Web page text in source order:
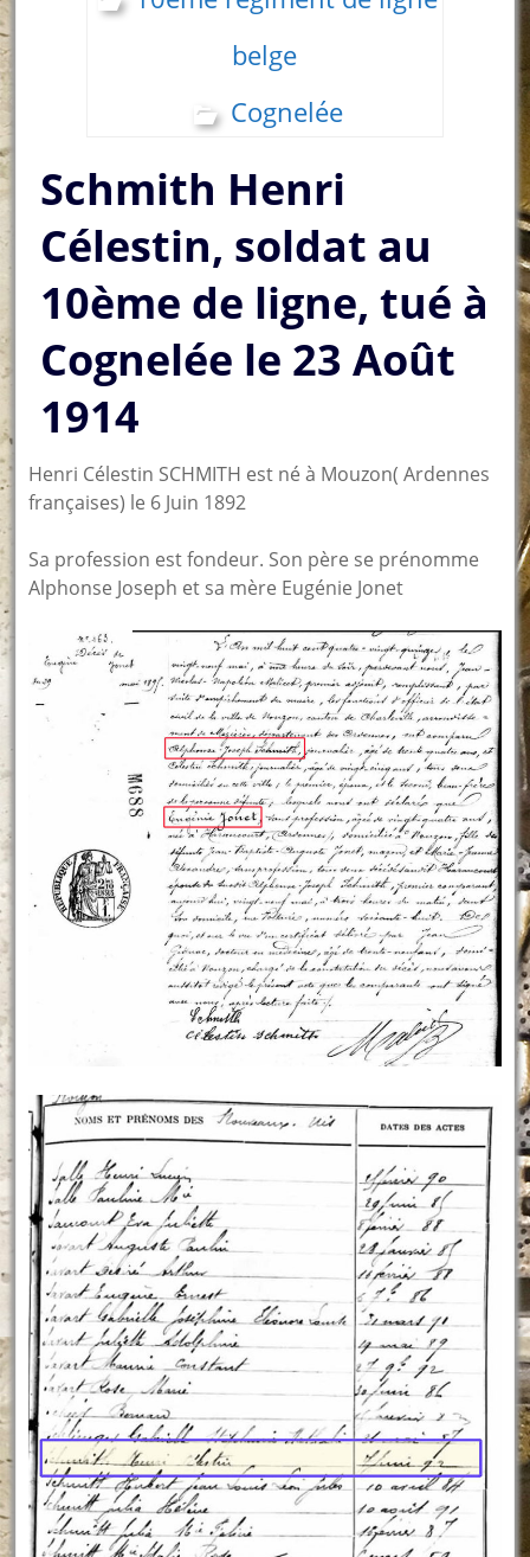
belge
Cognelée
Schmith Henri
Célestin, soldat au
10ème de ligne, tué à
Cognelée le 23 Août
1914
Henri Célestin SCHMITH est né à Mouzon( Ardennes
françaises) le 6 Juin 1892
Sa profession est fondeur. Son père se prénomme
Alphonse Joseph et sa mère Eugénie Jonet